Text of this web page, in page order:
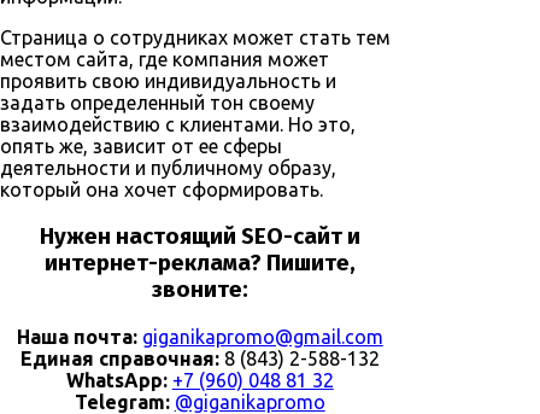
Страница о сотрудниках может стать тем
местом сайта, где компания может
проявить свою индивидуальность и
задать определенный тон своему
взаимодействию с клиентами. Но это,
опять же, зависит от ее сферы
деятельности и публичному образу,
который она хочет сформировать.
Нужен настоящий SEO-сайти
интернет-реклама? Пишите,
звоните:
Наша почта: giganikapromo@gmail.com
Единая справочная:8 (843) 2-588-132
WhatsApp: +7 (960) 048 81 32
Telegram: @giganikapromo